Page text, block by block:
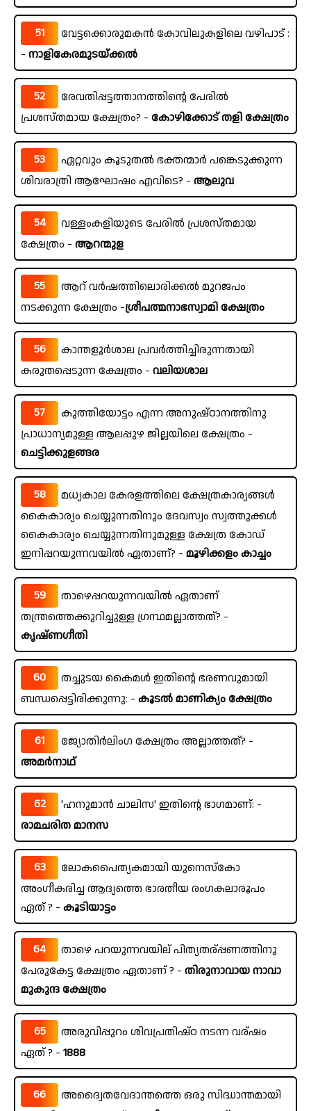
51
വേട്ടക്കൊരുമകൻ കോവിലുകളിലെ വഴിപാട് :
- നാളികേരമുടയ്ക്കൽ
52
രേവതിപ്പട്ടത്താനത്തിന്റെ പേരിൽ
പ്രശസ്തമായ ക്ഷേത്രം? - കോഴിക്കോട് തളി ക്ഷേത്രം
53
ഏറ്റവും കൂടുതൽ ഭക്തന്മാർ പങ്കെടുക്കുന്ന
ശിവരാത്രി ആഘോഷം എവിടെ? - ആലുവ
54
വള്ളംകളിയുടെ പേരിൽ പ്രശസ്തമായ
ക്ഷേത്രം - ആറന്മുള
55
ആറ് വർഷത്തിലൊരിക്കൽ മുറജപം
നടക്കുന്ന ക്ഷേത്രം -ശ്രീപത്മനാഭസ്വാമി ക്ഷേത്രം
56
കാന്തളൂർശാല പ്രവർത്തിച്ചിരുന്നതായി
കരുതപ്പെടുന്ന ക്ഷേത്രം - വലിയശാല
57
കുത്തിയോട്ടം എന്ന അനുഷ്ഠാനത്തിനു
പ്രാധാന്യമുള്ള ആലപ്പുഴ ജില്ലയിലെ ക്ഷേത്രം -
ചെട്ടിക്കുളങ്ങര
58
മധ്യകാല കേരളത്തിലെ ക്ഷേത്രകാര്യങ്ങൾ
കൈകാര്യം ചെയ്യുന്നതിനും ദേവസ്വം സ്വത്തുക്കൾ
കൈകാര്യം ചെയ്യുന്നതിനുമുള്ള ക്ഷേത്ര കോഡ്
ഇനിപ്പറയുന്നവയിൽ ഏതാണ്? - മൂഴിക്കളം കാച്ചം
59
താഴെപ്പറയുന്നവയിൽ ഏതാണ്
തന്ത്രത്തെക്കുറിച്ചുള്ള ഗ്രന്ഥമല്ലാത്തത്? -
കൃഷ്ണഗീതി
60
തച്ചുടയ കൈമൾ ഇതിന്റെ ഭരണവുമായി
ബന്ധപ്പെട്ടിരിക്കുന്നു: - കൂടൽ മാണിക്യം ക്ഷേത്രം
61
ജ്യോതിർലിംഗ ക്ഷേത്രം അല്ലാത്തത്? -
അമർനാഥ്
62
'ഹനുമാൻ ചാലിസ' ഇതിന്റെ ഭാഗമാണ്: -
രാമചരിത മാനസ
63
ലോകപൈത്യകമായി യുനെസ്കോ
അംഗീകരിച്ച ആദ്യത്തെ ഭാരതീയ രംഗകലാരൂപം
ഏത് ? - കൂടിയാട്ടം
64
താഴെ പറയുന്നവയില് പിത്യതര്പ്പണത്തിനു
പേരുകേട്ട ക്ഷേത്രം ഏതാണ് ? - തിരുനാവായ നാവാ
മുകുന്ദ ക്ഷേത്രം
65
അരുവിപ്പുറം ശിവപ്രതിഷ്ഠ നടന്ന വര്ഷം
ഏത് ? - 1888
66
അദ്വൈതവേദാന്തത്തെ ഒരു സിദ്ധാന്തമായി